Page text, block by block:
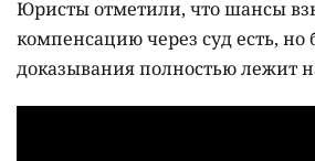
Юристы отметили, что шансы
компенсацию через суд есть, но
доказывания полностью лежит